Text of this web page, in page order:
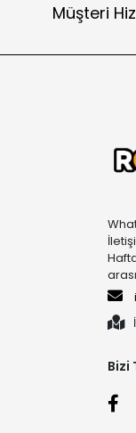
Müşteri
Bizi